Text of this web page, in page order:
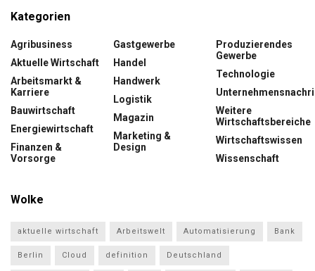
Kategorien
Agribusiness
Aktuelle Wirtschaft
Arbeitsmarkt &
Karriere
Bauwirtschaft
Energiewirtschaft
Finanzen &
Vorsorge
Gastgewerbe
Handel
Handwerk
Logistik
Magazin
Marketing &
Design
Produzierendes
Gewerbe
Technologie
Weitere
Wirtschaftsbereiche
Wirtschaftswissen
Wissenschaft
Wolke
aktuelle wirtschaft Arbeitswelt Automatisierung Bank
Berlin Cloud definition Deutschland